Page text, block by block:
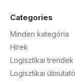
Categories
Minden kategória
Hírek
Logisztikai trendek
Logisztikai útmutató